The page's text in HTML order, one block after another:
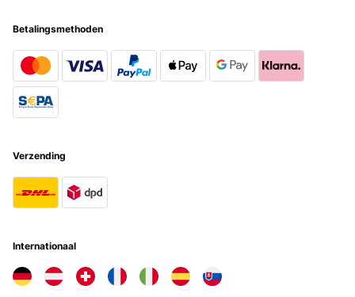
Betalingsmethoden
Verzending
Internationaal